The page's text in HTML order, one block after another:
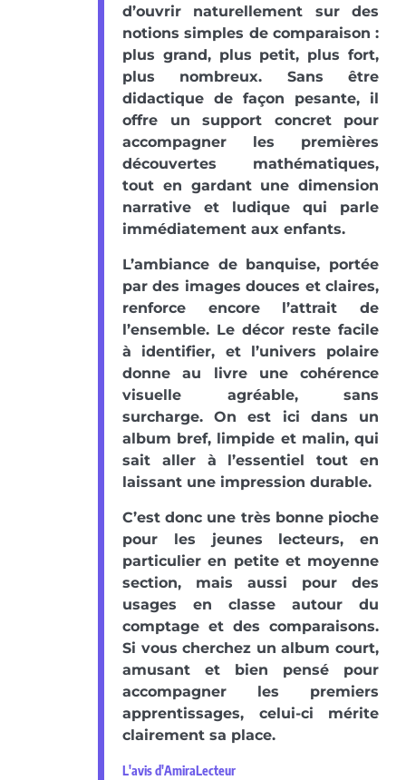
d’ouvrir naturellement sur des
notions simples de comparaison :
plus grand, plus petit, plus fort,
plus nombreux. Sans être
didactique de façon pesante, il
offre un support concret pour
accompagner les premières
découvertes mathématiques,
tout en gardant une dimension
narrative et ludique qui parle
immédiatement aux enfants.
L’ambiance de banquise, portée
par des images douces et claires,
renforce encore l’attrait de
l’ensemble. Le décor reste facile
à identifier, et l’univers polaire
donne au livre une cohérence
visuelle agréable, sans
surcharge. On est ici dans un
album bref, limpide et malin, qui
sait aller à l’essentiel tout en
laissant une impression durable.
C’est donc une très bonne pioche
pour les jeunes lecteurs, en
particulier en petite et moyenne
section, mais aussi pour des
usages en classe autour du
comptage et des comparaisons.
Si vous cherchez un album court,
amusant et bien pensé pour
accompagner les premiers
apprentissages, celui-ci mérite
clairement sa place.
L'avis d'AmiraLecteur